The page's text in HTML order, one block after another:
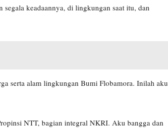
keadaannya, di lingkungan saat itu, dan
serta alam lingkungan Bumi Flobamora. Inilah aku
NTT, bagian integral NKRI. Aku bangga dan